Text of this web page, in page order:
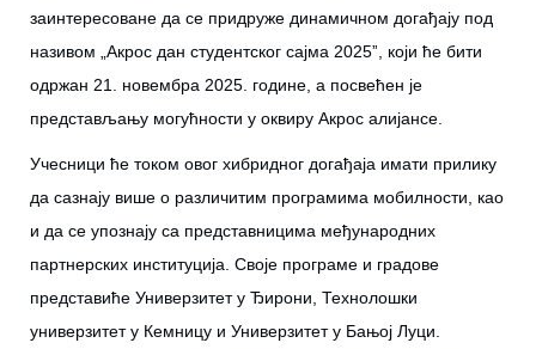
заинтересоване да се придруже динамичном догађају под
називом „Акрос дан студентског сајма 2025ˮ, који ће бити
одржан 21. новембра 2025. године, а посвећен је
представљању могућности у оквиру Акрос алијансе.
Учесници ће током овог хибридног догађаја имати прилику
да сазнају више о различитим програмима мобилности, као
и да се упознају са представницима међународних
партнерских институција. Своје програме и градове
представиће Универзитет у Ђирони, Технолошки
универзитет у Кемницу и Универзитет у Бањој Луци.